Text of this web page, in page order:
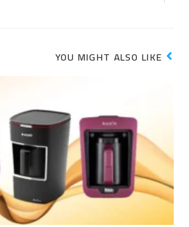
YOU MIGHT ALSO LIKE